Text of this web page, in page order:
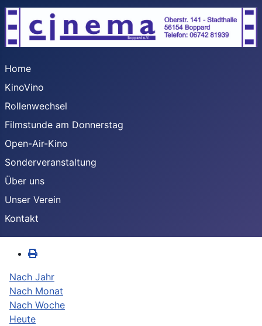
Home
KinoVino
Rollenwechsel
Filmstunde am Donnerstag
Open-Air-Kino
Sonderveranstaltung
Über uns
Unser Verein
Kontakt
Nach Jahr
Nach Monat
Nach Woche
Heute